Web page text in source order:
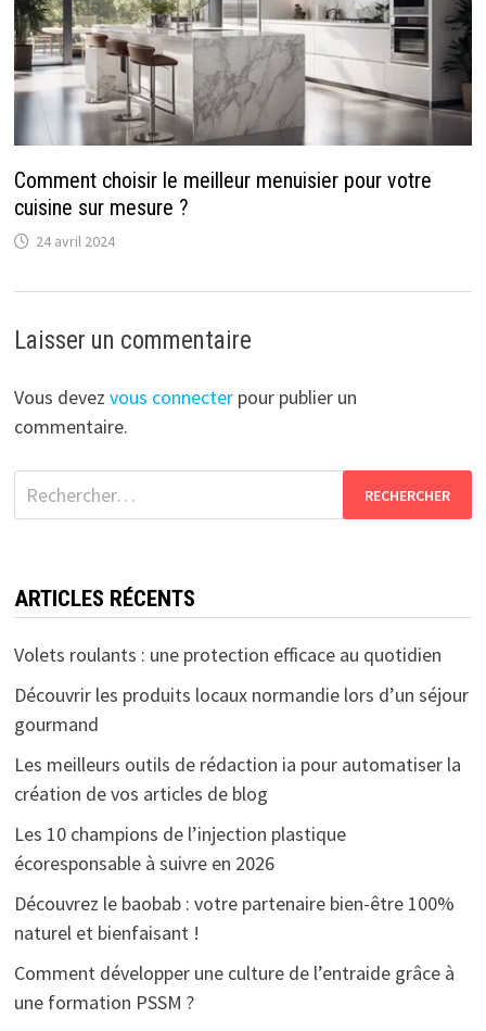
Comment choisir le meilleur menuisier pour votre
cuisine sur mesure ?
24 avril 2024
Laisser un commentaire
Vous devez vous connecterpour publier un
commentaire.
Rechercher :
ARTICLES RÉCENTS
Volets roulants : une protection efficace au quotidien
Découvrir les produits locaux normandie lors d’un séjour
gourmand
Les meilleurs outils de rédaction ia pour automatiser la
création de vos articles de blog
Les 10 champions de l’injection plastique
écoresponsable à suivre en 2026
Découvrez le baobab : votre partenaire bien-être 100%
naturel et bienfaisant !
Comment développer une culture de l’entraide grâce à
une formation PSSM ?